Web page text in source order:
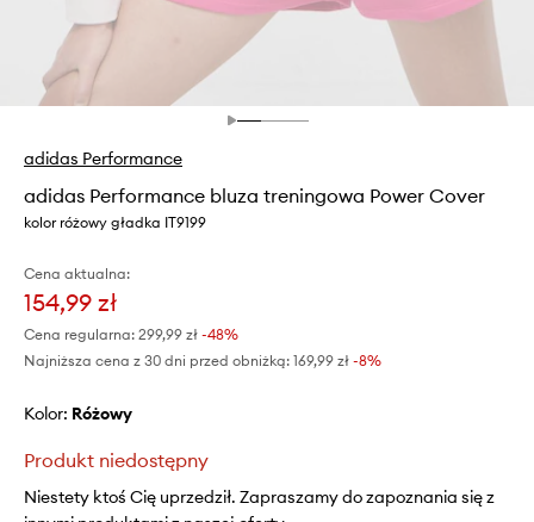
adidas Performance
adidas Performance bluza treningowa Power Cover
kolor różowy gładka IT9199
Cena aktualna:
154,99 zł
Cena regularna: 299,99 zł -48%
Najniższa cena z 30 dni przed obniżką: 169,99 zł -8%
Kolor: różowy
Produkt niedostępny
Niestety ktoś Cię uprzedził. Zapraszamy do zapoznania się z